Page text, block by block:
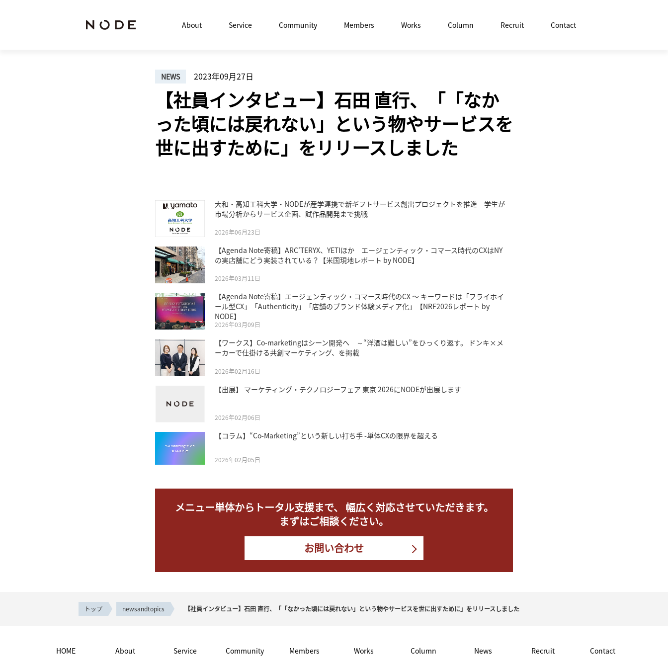
About Service Community Members Works Column Recruit Contact
NEWS 2023年09月27日
【社員インタビュー】石田 直行、「「なか
った頃には戻れない」という物やサービスを
世に出すために」をリリースしました
大和・高知工科大学・NODEが産学連携で新ギフトサービス創出プロジェクトを推進 学生が
市場分析からサービス企画、試作品開発まで挑戦
2026年06月23日
【Agenda Note寄稿】ARC'TERYX、YETIほか エージェンティック・コマース時代のCXはNY
の実店舗にどう実装されている？【米国現地レポート by NODE】
2026年03月11日
【Agenda Note寄稿】エージェンティック・コマース時代のCX 〜 キーワードは「フライホイ
ール型CX」「Authenticity」「店舗のブランド体験メディア化」【NRF2026レポート by
NODE】
2026年03月09日
【ワークス】Co-marketingはシーン開発へ ～“洋酒は難しい”をひっくり返す。 ドンキ×メ
ーカーで仕掛ける共創マーケティング、を掲載
2026年02月16日
【出展】 マーケティング・テクノロジーフェア 東京 2026にNODEが出展します
2026年02月06日
【コラム】“Co-Marketing”という新しい打ち手 -単体CXの限界を超える
2026年02月05日
メニュー単体からトータル支援まで、 幅広く対応させていただきます。
まずはご相談ください。
お問い合わせ
トップ newsandtopics 【社員インタビュー】石田 直行、「「なかった頃には戻れない」という物やサービスを世に出すために」をリリースしました
HOME About Service Community Members Works Column News Recruit Contact